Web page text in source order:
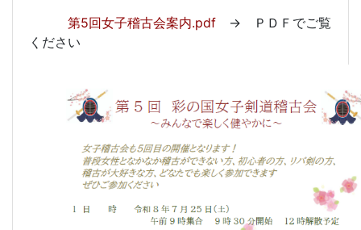
第5回女子稽古会案内.pdf → ＰＤＦでご覧
ください